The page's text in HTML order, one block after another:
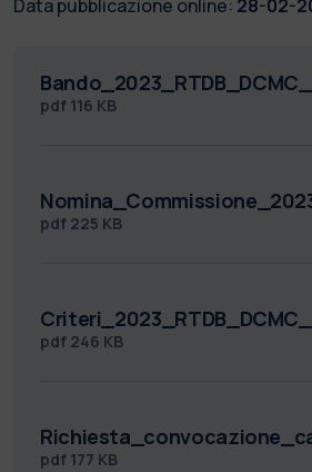
Data pubblicazione online: 28-02-
pdf 116 KB
pdf 225 KB
pdf 246 KB
pdf 177 KB